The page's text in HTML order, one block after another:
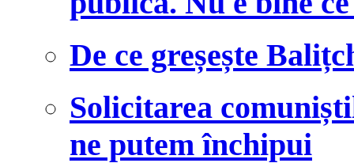
De ce greșește
Solicitarea
ne putem închipui